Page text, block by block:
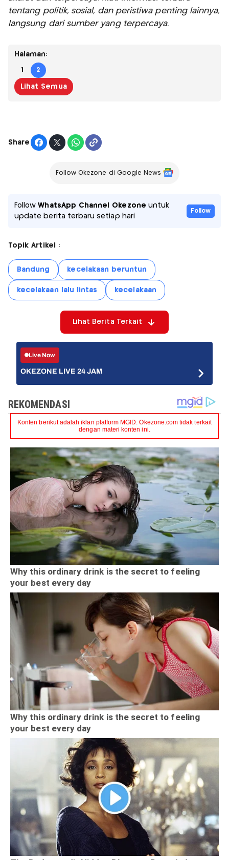
tentang politik, sosial, dan peristiwa penting lainnya,
langsung dari sumber yang terpercaya.
Halaman:
1 2
Lihat Semua
Share
Follow Okezone di Google News
FollowWhatsApp Channel Okezone untuk
update berita terbaru setiap hari
Follow
Topik Artikel :
Bandung kecelakaan beruntun
kecelakaan lalu lintas kecelakaan
Lihat Berita Terkait
Live Now
OKEZONE LIVE 24 JAM